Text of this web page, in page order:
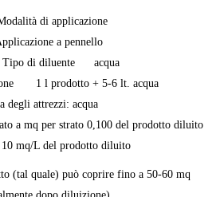
di applicazione
a pennello
Tipo di diluente acqua
1 l prodotto + 5-6 lt. acqua
degli attrezzi: acqua
a mq per strato 0,100 del prodotto diluito
10 mq/L del prodotto diluito
(tal quale) può coprire fino a 50-60 mq